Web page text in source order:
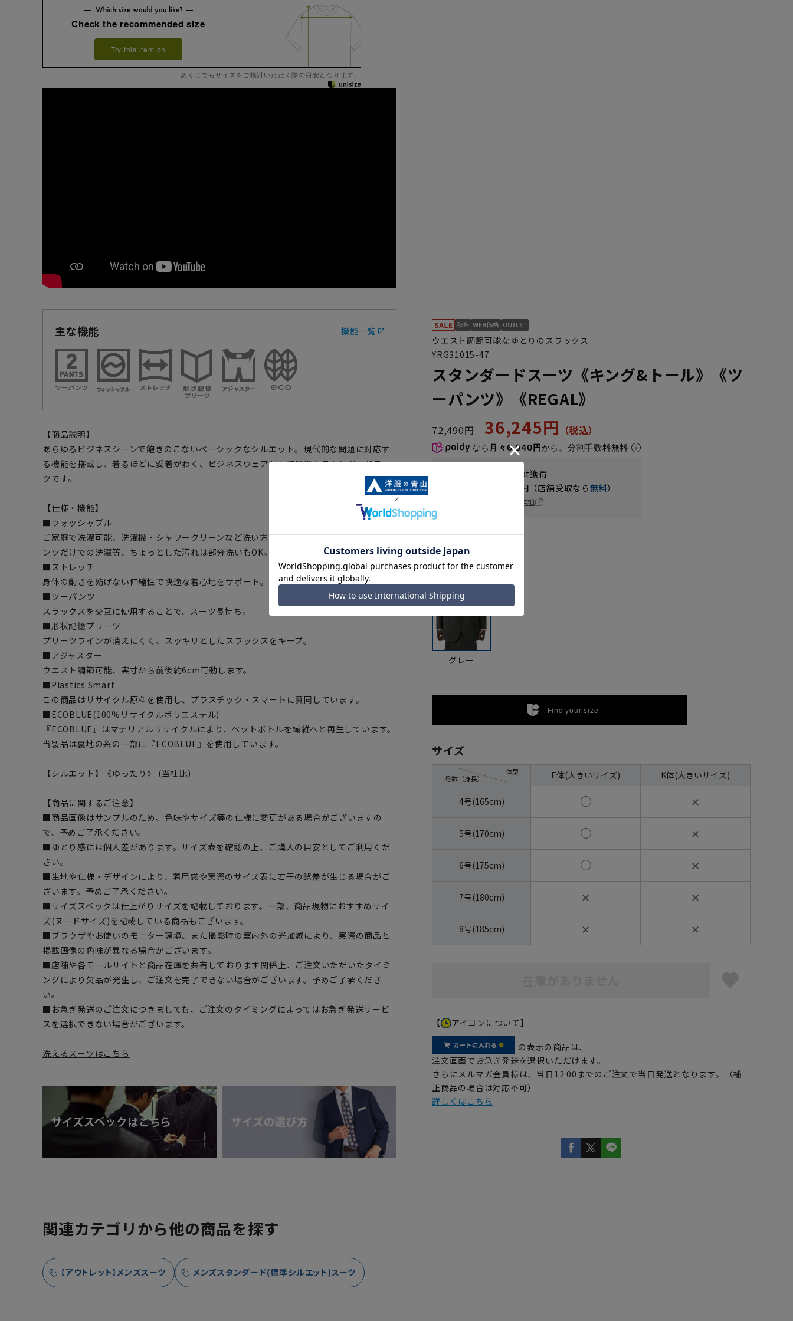
Check the recommended size
Try this item on
あくまでもサイズをご検討いただく際の目安となります。
主な機能 機能一覧
【商品説明】
あらゆるビジネスシーンで飽きのこないベーシックなシルエット。現代的な問題に対応す
る機能を搭載し、着るほどに愛着がわく、ビジネスウェアとして最適なスタンダードスー
ツです。
【仕様・機能】
■ウォッシャブル
ご家庭で洗濯可能、洗濯機・シャワークリーンなど洗い方も選べます。ジャケットのみパ
ンツだけでの洗濯等、ちょっとした汚れは部分洗いもOK。
■ストレッチ
身体の動きを妨げない伸縮性で快適な着心地をサポート。
■ツーパンツ
スラックスを交互に使用することで、スーツ長持ち。
■形状記憶プリーツ
プリーツラインが消えにくく、スッキリとしたスラックスをキープ。
■アジャスター
ウエスト調節可能、実寸から前後約6cm可動します。
■Plastics Smart
この商品はリサイクル原料を使用し、プラスチック・スマートに賛同しています。
■ECOBLUE(100%リサイクルポリエステル)
『ECOBLUE』はマテリアルリサイクルにより、ペットボトルを繊維へと再生しています。
当製品は裏地の糸の一部に『ECOBLUE』を使用しています。
【シルエット】《ゆったり》 (当社比)
【商品に関するご注意】
■商品画像はサンプルのため、色味やサイズ等の仕様に変更がある場合がございますの
で、予めご了承ください。
■ゆとり感には個人差があります。サイズ表を確認の上、ご購入の目安としてご利用くだ
さい。
■生地や仕様・デザインにより、着用感や実際のサイズ表に若干の誤差が生じる場合がご
ざいます。予めご了承ください。
■サイズスペックは仕上がりサイズを記載しております。一部、商品現物におすすめサイ
ズ(ヌードサイズ)を記載している商品もございます。
■ブラウザやお使いのモニター環境、また撮影時の室内外の光加減により、実際の商品と
掲載画像の色味が異なる場合がございます。
■店舗や各モールサイトと商品在庫を共有しております関係上、ご注文いただいたタイミ
ングにより欠品が発生し、ご注文を完了できない場合がございます。予めご了承くださ
い。
■お急ぎ発送のご注文につきましても、ご注文のタイミングによってはお急ぎ発送サービ
スを選択できない場合がございます。
洗えるスーツはこちら
ウエスト調節可能なゆとりのスラックス
YRG31015-47
スタンダードスーツ《キング&トール》《ツ
ーパンツ》《REGAL》
72,490円 36,245円
なら 月々6,040円から。分割手数料無料
pt獲得
円（店舗受取なら無料）
詳細
グレー
Find your size
サイズ
号数（身長）
体型 E体(大きいサイズ) K体(大きいサイズ)
4号(165cm) ✕
5号(170cm) ✕
6号(175cm) ✕
7号(180cm) ✕ ✕
8号(185cm) ✕ ✕
【 アイコンについて】
の表示の商品は、
注文画面でお急ぎ発送を選択いただけます。
さらにメルマガ会員様は、当日12:00までのご注文で当日発送となります。（補
正商品の場合は対応不可）
詳しくはこちら
関連カテゴリから他の商品を探す
【アウトレット】メンズスーツ メンズスタンダード(標準シルエット)スーツ